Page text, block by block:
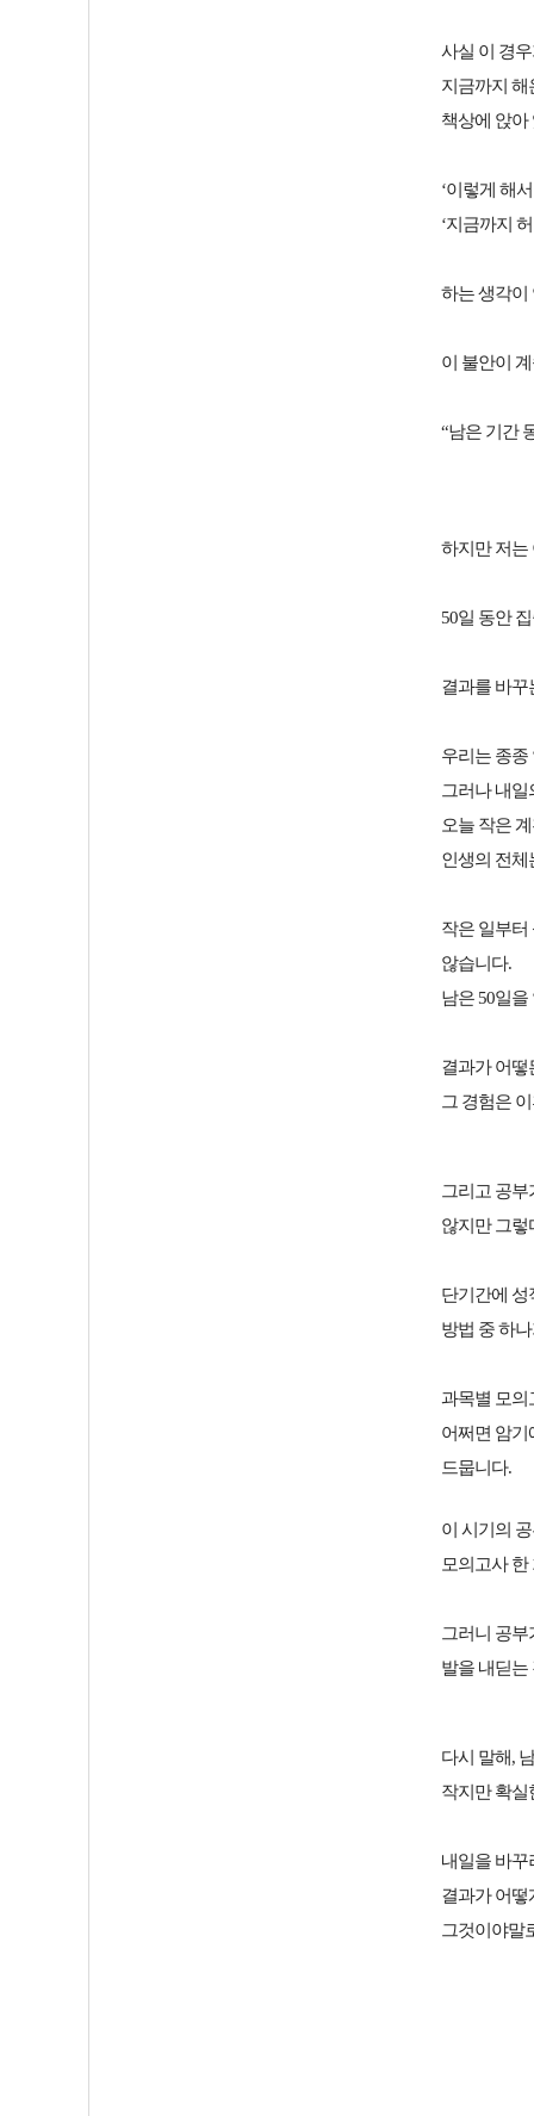
사실 이 경
지금까지 해
책상에 앉
‘이렇게 해
‘지금까지
하는 생각이
이 불안이
“남은 기간
하지만 저는
50일 동안
결과를 바꾸
우리는 종종
그러나 내
오늘 작은
인생의 전
작은 일부터
않습니다.
남은 50일을
결과가 어떻
그 경험은
그리고 공부
않지만 그렇
단기간에 성
방법 중 하
과목별 모의
어쩌면 암기
드뭅니다.
이 시기의
모의고사
그러니 공
발을 내딛는
다시 말해,
작지만 확실
내일을 바
결과가 어떻
그것이야말